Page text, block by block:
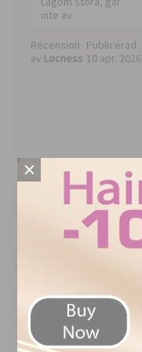
×
inte av
Recension
av Locness
Publicerad
10 apr. 2026
BRA PRISVÄRDE
Pris